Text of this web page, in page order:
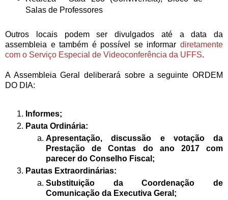
Salas de Professores
Outros locais podem ser divulgados até a data da
assembleia e também é possível se informar diretamente
com o Serviço Especial de Videoconferência da UFFS.
A Assembleia Geral deliberará sobre a seguinte ORDEM
DO DIA:
Informes;
Pauta Ordinária:
Apresentação, discussão e votação da
Prestação de Contas do ano 2017 com
parecer do Conselho Fiscal;
Pautas Extraordinárias:
Substituição da Coordenação de
Comunicação da Executiva Geral;